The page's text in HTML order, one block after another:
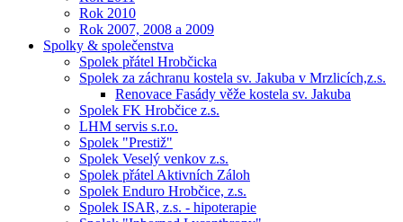
Rok 2010
Rok 2007, 2008 a 2009
Spolky & společenstva
Spolek přátel Hrobčicka
Spolek za záchranu kostela sv. Jakuba v Mrzlicích,z.s.
Renovace Fasády věže kostela sv. Jakuba
Spolek FK Hrobčice z.s.
LHM servis s.r.o.
Spolek "Prestiž"
Spolek Veselý venkov z.s.
Spolek přátel Aktivních Záloh
Spolek Enduro Hrobčice, z.s.
Spolek ISAR, z.s. - hipoterapie